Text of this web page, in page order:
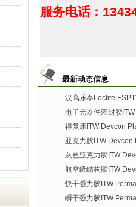
服务电话：
最新动态信息
汉高乐泰Loctite
电子元器件灌封胶
得复康ITW Devcon
亚克力胶ITW Devcon
灰色亚克力胶ITW
航空级结构胶ITW
快干强力胶ITW
瞬干强力胶ITW